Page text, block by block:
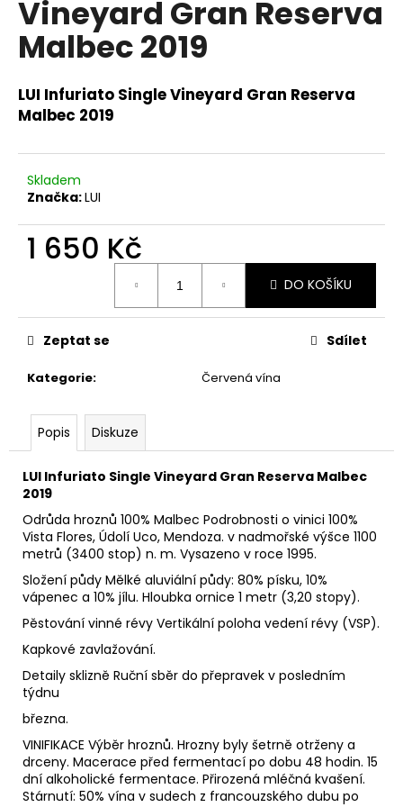
Vineyard Gran Reserva
Malbec 2019
LUI Infuriato Single Vineyard Gran Reserva
Malbec 2019
Skladem
Značka:LUI
1 650 Kč
DO KOŠÍKU
Kategorie: Červená vína
Zeptat se Sdílet
Popis Diskuze
LUI Infuriato Single Vineyard Gran Reserva Malbec
2019
Odrůda hroznů 100% Malbec Podrobnosti o vinici 100%
Vista Flores, Údolí Uco, Mendoza. v nadmořské výšce 1100
metrů (3400 stop) n. m. Vysazeno v roce 1995.
Složení půdy Mělké aluviální půdy: 80% písku, 10%
vápenec a 10% jílu. Hloubka ornice 1 metr (3,20 stopy).
Pěstování vinné révy Vertikální poloha vedení révy (VSP).
Kapkové zavlažování.
Detaily sklizně Ruční sběr do přepravek v posledním
týdnu
března.
VINIFIKACE Výběr hroznů. Hrozny byly šetrně otrženy a
drceny. Macerace před fermentací po dobu 48 hodin. 15
dní alkoholické fermentace. Přirozená mléčná kvašení.
Stárnutí: 50% vína v sudech z francouzského dubu po
a
j
t
?
o
u
j
e
m
e
CAELUM
ECLAT
RESERVA
GOLD
EXTRA
BRUT
999
Kč